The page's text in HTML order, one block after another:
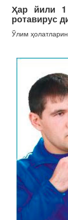
Ҳар йили 1
ротавирус
Ўлим